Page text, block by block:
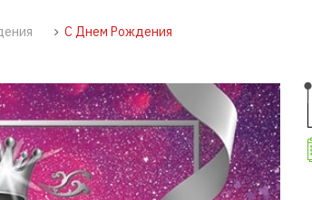
С Днем Рождения